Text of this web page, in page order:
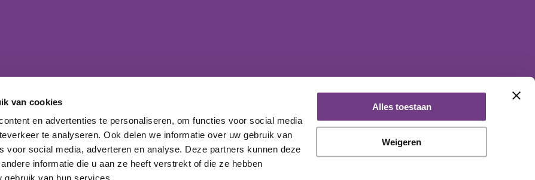
van cookies
en advertenties te personaliseren, om functies voor social media
te analyseren. Ook delen we informatie over uw gebruik van
voor social media, adverteren en analyse. Deze partners kunnen deze
informatie die u aan ze heeft verstrekt of die ze hebben
van hun services.
Alles toestaan
Weigeren
Meld je aan voor de nieuwsbrief